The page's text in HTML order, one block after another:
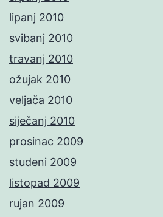
lipanj 2010
svibanj 2010
travanj 2010
ožujak 2010
veljača 2010
siječanj 2010
prosinac 2009
studeni 2009
listopad 2009
rujan 2009